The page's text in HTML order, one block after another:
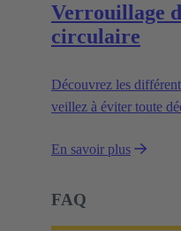
Verrouillage
circulaire
Découvrez les
veillez à éviter toute
En savoir plus
FAQ